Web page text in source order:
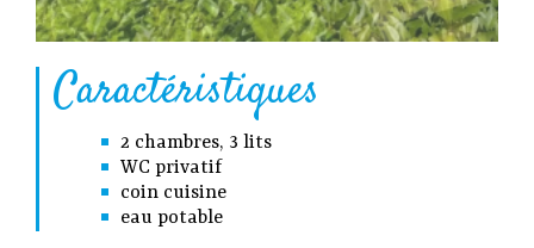
Caractéristiques
2 chambres, 3 lits
WC privatif
coin cuisine
eau potable